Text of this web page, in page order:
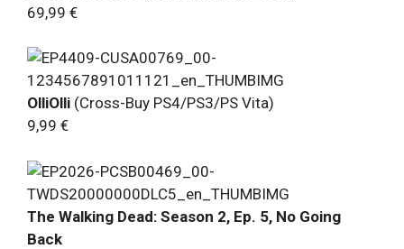
69,99 €
OlliOlli (Cross-Buy PS4/PS3/PS Vita)
9,99 €
The Walking Dead: Season 2, Ep. 5, No Going
Back